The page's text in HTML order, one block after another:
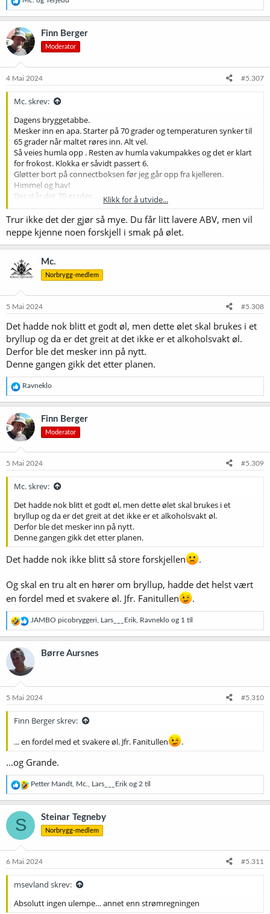
e
a
k
s
j
o
e
Finn Berger
Moderator
4 Mai 2024 #5.307
Mc. skrev:
Dagens bryggetabbe.
Mesker inn en apa. Starter på 70 grader og temperaturen synker til
65 grader når maltet røres inn. Alt vel.
Så veies humla opp . Resten av humla vakumpakkes og det er klart
for frokost. Klokka er såvidt passert 6.
Gløtter bort på connectboksen før jeg går opp fra kjelleren.
Himmel og hav!
Der står det 70 grader....
Jeg hadde glemt å stille ned temperaturen.
2 timer senere er det tid for ny innmesk ...
Nå er det frokost.
Klikk for å utvide...
Trur ikke det der gjør så mye. Du får litt lavere ABV, men vil
neppe kjenne noen forskjell i smak på ølet.
Mc.
Norbrygg-medlem
5 Mai 2024 #5.308
Det hadde nok blitt et godt øl, men dette ølet skal brukes i et
bryllup og da er det greit at det ikke er et alkoholsvakt øl.
Derfor ble det mesker inn på nytt.
Denne gangen gikk det etter planen.
R
e
a
k
s
j
o
e
Ravneklo
Finn Berger
Moderator
5 Mai 2024 #5.309
Mc. skrev:
Det hadde nok blitt et godt øl, men dette ølet skal brukes i et
bryllup og da er det greit at det ikke er et alkoholsvakt øl.
Derfor ble det mesker inn på nytt.
Denne gangen gikk det etter planen.
Det hadde nok ikke blitt så store forskjellen .
Og skal en tru alt en hører om bryllup, hadde det helst vært
en fordel med et svakere øl. Jfr. Fanitullen
.
R
e
a
j
n
e
JAMBO picobryggeri Lars___Erik Ravneklo og 1 til
Børre Aursnes
5 Mai 2024 #5.310
Finn Berger skrev:
... en fordel med et svakere øl. Jfr. Fanitullen
.
...og Grande.
R
e
a
n
e
Petter Mandt Mc. Lars___Erik og 2 til
S Steinar Tegneby
Norbrygg-medlem
6 Mai 2024 #5.311
msevland skrev:
Absolutt ingen ulempe… annet enn strømregningen